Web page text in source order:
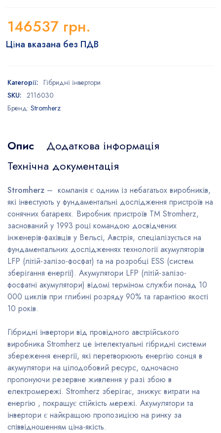
146537 грн.
Ціна вказана без ПДВ
Категорії: Гібридні інвертори
SKU: 2116030
Бренд: Stromherz
Опис
Додаткова інформація
Технічна документація
Stromherz – компанія є одним із небагатьох виробників,
які інвестують у фундаментальні дослідження пристроїв на
сонячних батареях. Виробник пристроїв TM Stromherz,
заснований у 1993 році командою досвідчених
інженерів-фахівців у Вельсі, Австрія, спеціалізується на
фундаментальних дослідженнях технології акумуляторів
LFP (літій-залізо-фосфат) та на розробці ESS (систем
зберігання енергії). Акумулятори LFP (літій-залізо-
фосфатні акумулятори) відомі терміном служби понад 10
000 циклів при глибині розряду 90% та гарантією якості
10 років.
Гібридні інвертори від провідного австрійського
виробника Stromherz це інтелектуальні гібридні системи
збереження енергії, які перетворюють енергію сонця в
акумулятори на цілодобовий ресурс, одночасно
пропонуючи резервне живлення у разі збою в
електромережі. Stromherz зберігає, знижує витрати на
енергію , покращує стійкість мережі. Акумулятори та
інвертори є найкращою пропозицією на ринку за
співвідношенням ціна-якість.